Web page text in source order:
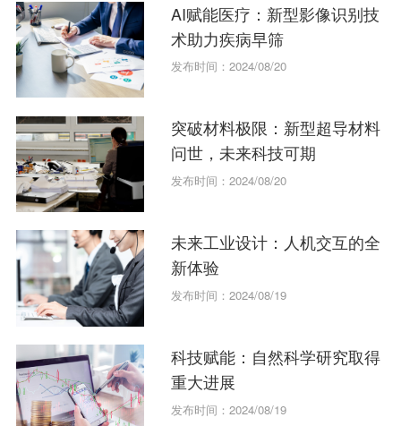
AI赋能医疗：新型影像识别技
术助力疾病早筛
发布时间：2024/08/20
突破材料极限：新型超导材料
问世，未来科技可期
发布时间：2024/08/20
未来工业设计：人机交互的全
新体验
发布时间：2024/08/19
科技赋能：自然科学研究取得
重大进展
发布时间：2024/08/19